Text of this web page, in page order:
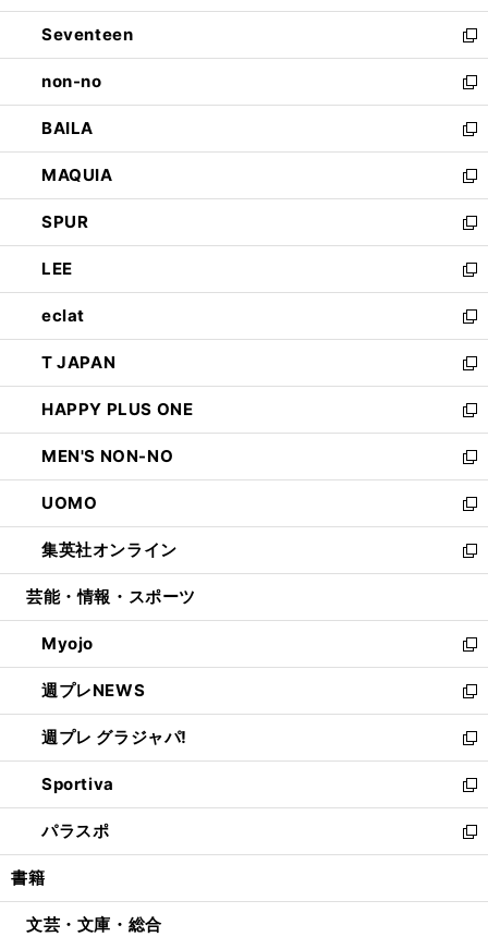
開
く
ウ
で
開
く
ン
ド
ウ
で
開
く
Seventeen
新
し
い
ウ
ィ
ン
ド
ウ
で
開
く
non-no
新
し
い
ウ
ィ
ン
ド
ウ
で
開
く
BAILA
新
し
い
ウ
ィ
ン
ド
ウ
で
開
く
MAQUIA
新
し
い
ウ
ィ
ン
ド
ウ
で
開
く
SPUR
新
し
い
ウ
ィ
ン
ド
ウ
で
開
く
LEE
新
し
い
ウ
ィ
ン
ド
ウ
で
開
く
eclat
新
し
い
ウ
ィ
ン
ド
ウ
で
開
く
T JAPAN
新
し
い
ウ
ィ
ン
ド
ウ
で
開
HAPPY PLUS ONE
新
し
い
ウ
ィ
ン
ド
ウ
開
く
MEN'S NON-NO
新
し
い
ウ
ィ
ン
ウ
で
開
く
UOMO
新
し
い
ウ
ン
ド
ウ
で
開
く
集英社オンライン
新
し
ウ
ィ
ン
ド
ウ
で
開
く
芸能・情報・スポーツ
Myojo
新
し
い
ウ
ィ
ン
ド
ウ
で
開
週プレNEWS
新
し
い
ウ
ィ
ン
ド
ウ
開
週プレ グラジャパ!
新
し
い
ウ
ィ
ン
ウ
Sportiva
新
し
い
ウ
ン
パラスポ
新
し
ウ
書籍
文芸・文庫・総合